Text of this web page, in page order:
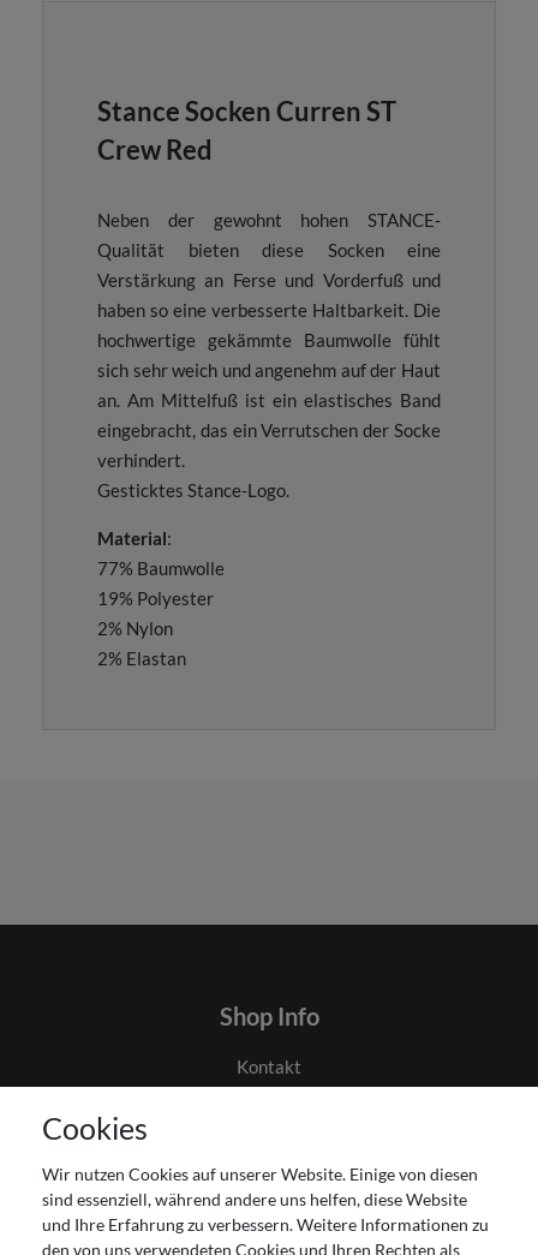
Stance Socken Curren ST
Crew Red
Neben der gewohnt hohen STANCE-
Qualität bieten diese Socken eine
Verstärkung an Ferse und Vorderfuß und
haben so eine verbesserte Haltbarkeit. Die
hochwertige gekämmte Baumwolle fühlt
sich sehr weich und angenehm auf der Haut
an. Am Mittelfuß ist ein elastisches Band
eingebracht, das ein Verrutschen der Socke
verhindert.
Gesticktes Stance-Logo.
Material:
77% Baumwolle
19% Polyester
2% Nylon
2% Elastan
Shop Info
Kontakt
Impressum
Widerrufsrecht
Cookies
Wir nutzen Cookies auf unserer Website. Einige von diesen
sind essenziell, während andere uns helfen, diese Website
und Ihre Erfahrung zu verbessern. Weitere Informationen zu
den von uns verwendeten Cookies und Ihren Rechten als